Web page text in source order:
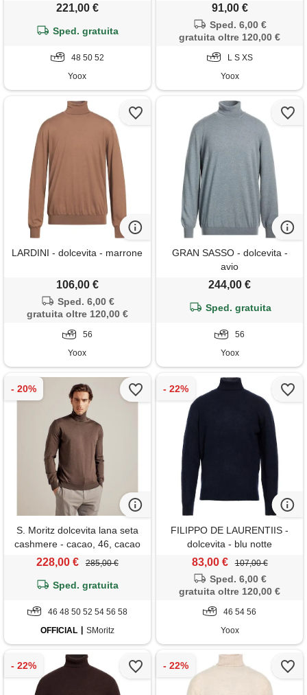
221,00 €
Sped. gratuita
48 50 52
Yoox
91,00 €
Sped. 6,00 €
gratuita oltre 120,00 €
L S XS
Yoox
LARDINI - dolcevita - marrone
106,00 €
Sped. 6,00 €
gratuita oltre 120,00 €
56
Yoox
GRAN SASSO - dolcevita -
avio
244,00 €
Sped. gratuita
56
Yoox
S. Moritz dolcevita lana seta
cashmere - cacao, 46, cacao
228,00 € 285,00 €
Sped. gratuita
46 48 50 52 54 56 58
OFFICIAL
SMoritz
FILIPPO DE LAURENTIIS -
dolcevita - blu notte
83,00 € 107,00 €
Sped. 6,00 €
gratuita oltre 120,00 €
46 54 56
Yoox